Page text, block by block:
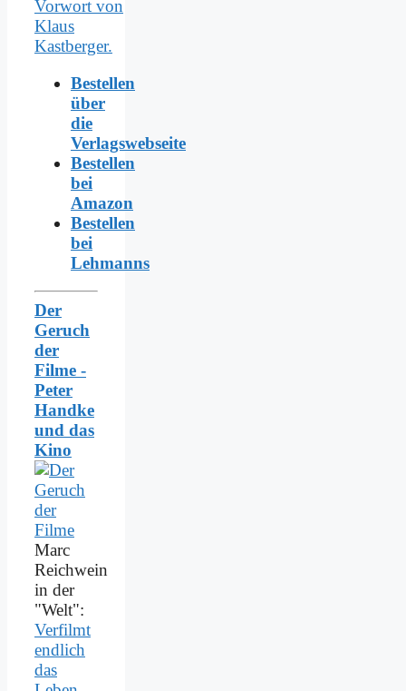
Bestellen
über
die
Verlagswebseite
Bestellen
bei
Amazon
Bestellen
bei
Lehmanns
Der
Geruch
der
Filme -
Peter
Handke
und das
Kino
Marc
Reichwein
in der
"Welt":
Verfilmt
endlich
das